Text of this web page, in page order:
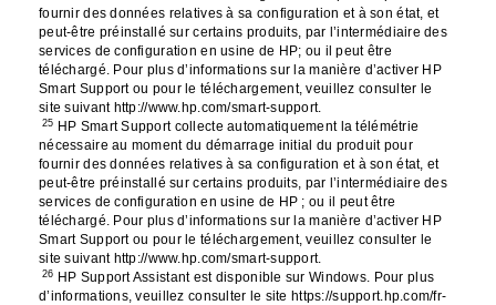
fournir des données relatives à sa configuration et à son état, et
peut-être préinstallé sur certains produits, par l’intermédiaire des
services de configuration en usine de HP; ou il peut être
téléchargé. Pour plus d’informations sur la manière d’activer HP
Smart Support ou pour le téléchargement, veuillez consulter le
site suivant http://www.hp.com/smart-support.
25 HP Smart Support collecte automatiquement la télémétrie
nécessaire au moment du démarrage initial du produit pour
fournir des données relatives à sa configuration et à son état, et
peut-être préinstallé sur certains produits, par l’intermédiaire des
services de configuration en usine de HP ; ou il peut être
téléchargé. Pour plus d’informations sur la manière d’activer HP
Smart Support ou pour le téléchargement, veuillez consulter le
site suivant http://www.hp.com/smart-support.
26 HP Support Assistant est disponible sur Windows. Pour plus
d’informations, veuillez consulter le site https://support.hp.com/fr-